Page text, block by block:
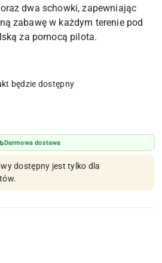
dwa schowki, zapewniając
zabawę w każdym terenie pod
za pomocą pilota.
będzie dostępny
Darmowa dostawa
dostępny jest tylko dla